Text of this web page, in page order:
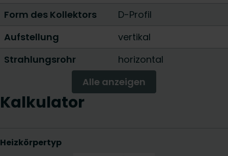
Form des Kollektors
D-Profil
Aufstellung
vertikal
Strahlungsrohr
horizontal
Alle anzeigen
Kalkulator